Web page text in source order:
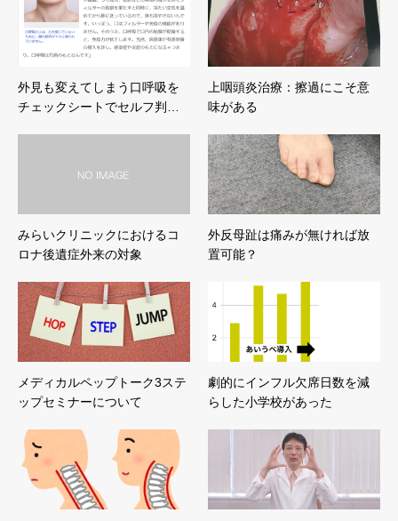
外見も変えてしまう口呼吸を
チェックシートでセルフ判…
上咽頭炎治療：擦過にこそ意
味がある
みらいクリニックにおけるコ
ロナ後遺症外来の対象
外反母趾は痛みが無ければ放
置可能？
メディカルペップトーク3ステ
ップセミナーについて
劇的にインフル欠席日数を減
らした小学校があった